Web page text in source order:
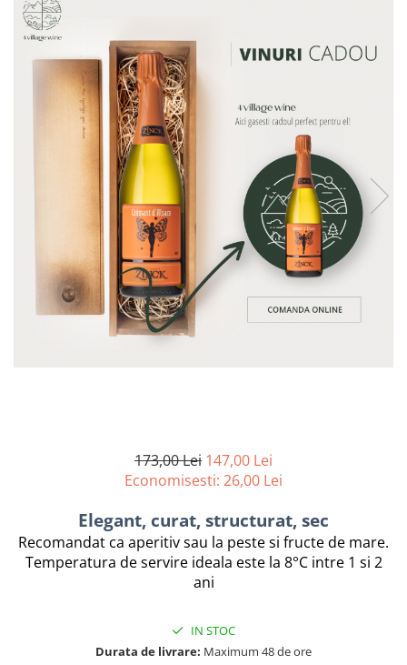
Vinuri din Franta
Vinuri din Spania
Vinuri Catalonia
Vinuri din Ungaria
Sortare dupa crama/ domenii
Domeniile Zinck
Castell del Remei
Sortare dupa soiul de vita de vie
Pinot blanc
Pinot Noir
Pinot Gris
Xarel
173,00 Lei 147,00 Lei
Economisesti: 26,00 Lei
Elegant, curat, structurat, sec
Recomandat ca aperitiv sau la peste si fructe de mare.
Temperatura de servire ideala este la 8°C intre 1 si 2
ani
IN STOC
Durata de livrare: Maximum 48 de ore